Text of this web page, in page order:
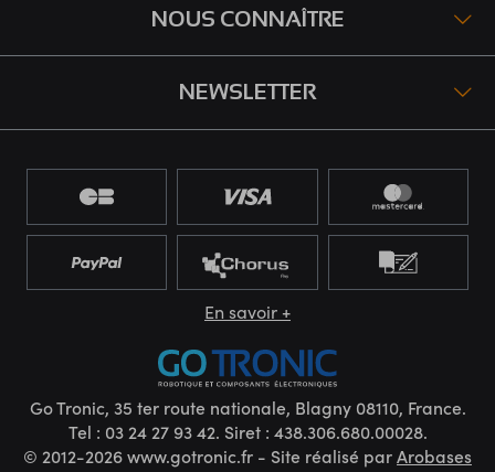
NOUS CONNAÎTRE
NEWSLETTER
En savoir +
Go Tronic, 35 ter route nationale, Blagny 08110, France.
Tel : 03 24 27 93 42. Siret : 438.306.680.00028.
© 2012-2026 www.gotronic.fr - Site réalisé parArobases